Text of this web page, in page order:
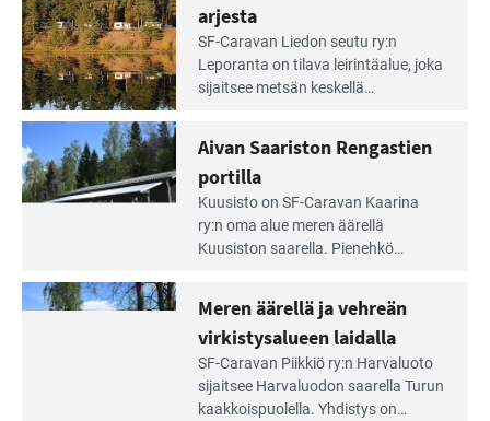
Lue
Leirintäoppaan
artikkeli:
Lampien
rannalla
pääsee
irti
arjesta
arjesta
SF-Caravan Liedon seutu ry:n
Leporanta on tilava leirintäalue, joka
sijaitsee metsän kes­kellä
tarjoaa ympäris­töineen kauniit
maisemat ja loistavat virkistäytymis­
mahdollisuudet.
Lue
Saariston
Rengastien
Aivan Saariston Rengastien
portilla
Kuusisto on SF-Caravan Kaarina
ry:n oma alue meren äärellä
Kuusiston saarella. Pie­nehkö
Meren äärellä ja vehreän
virkistysalueen laidalla
SF-Caravan Piikkiö ry:n Harvaluoto
sijait­see Harvaluodon saarella Turun
kaakkois­puolella. Yhdistys on